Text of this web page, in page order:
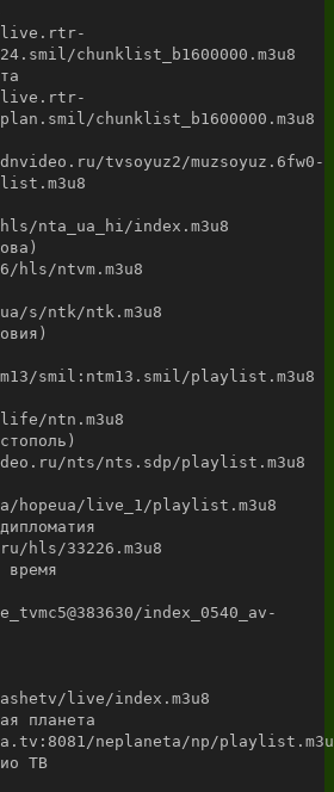
chunklist_b1600000.m3u8
chunklist_b1600000.m3u8
tvsoyuz2/muzsoyuz.6fw0-
nta_ua_hi/index.m3u8
hls/ntvm.m3u8
s/ntk/ntk.m3u8
smil:ntm13.smil/playlist.m3u8
ntn.m3u8
nts/nts.sdp/playlist.m3u8
hopeua/live_1/playlist.m3u8
hls/33226.m3u8
время
index_0540_av-
live/index.m3u8
планета
neplaneta/np/
ТВ